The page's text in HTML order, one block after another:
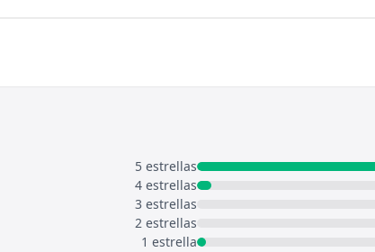
5 estrellas
4 estrellas
3 estrellas
2 estrellas
1 estrella